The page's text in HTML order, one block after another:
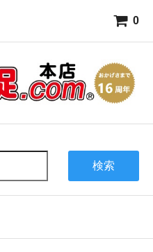
0
検索